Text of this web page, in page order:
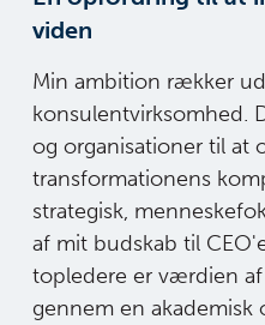
viden
Min ambition rækker
konsulentvirksomhed.
og organisationer til at
transformationens
strategisk,
af mit budskab til
topledere er værdien
gennem en